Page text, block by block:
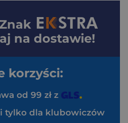
Znak
na dostawie!
korzyści:
od 99 zł z
tylko dla klubowiczów